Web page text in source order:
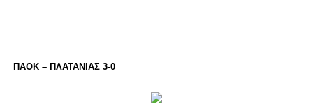
ΠΑΟΚ – ΠΛΑΤΑΝΙΑΣ 3-0